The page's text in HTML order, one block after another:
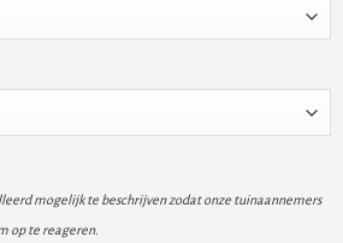
mogelijk te beschrijven zodat onze tuinaannemers
op te reageren.